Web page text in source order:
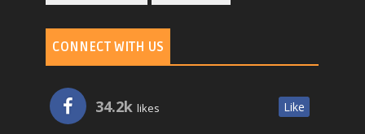
CONNECT WITH US
34.2k likes Like